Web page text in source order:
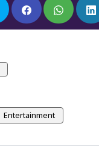
Entertainment